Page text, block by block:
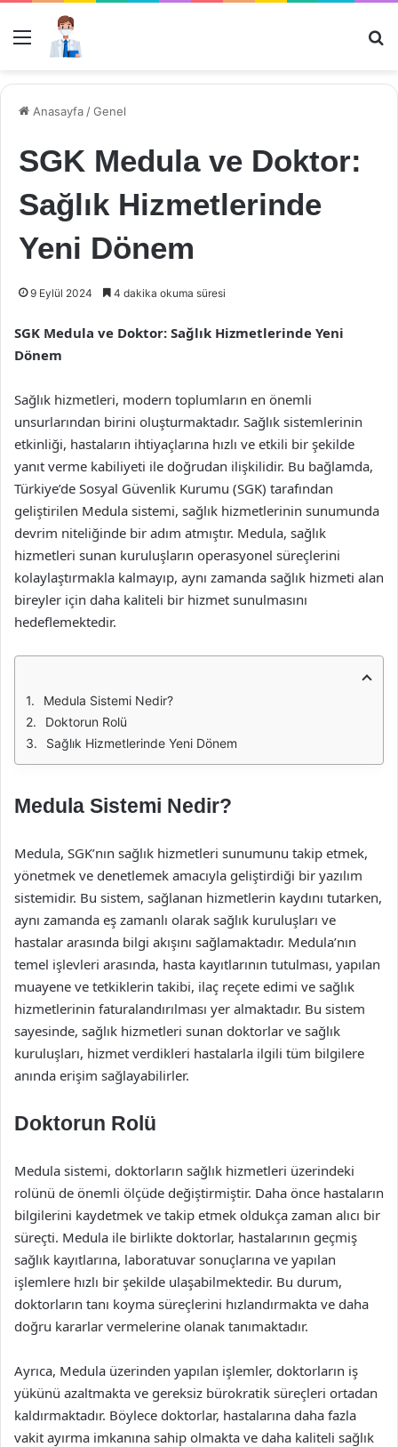
Menü
Anasayfa /Genel
SGK Medula ve Doktor:
Sağlık Hizmetlerinde
Yeni Dönem
9 Eylül 2024 4 dakika okuma süresi
SGK Medula ve Doktor: Sağlık Hizmetlerinde Yeni
Dönem
Sağlık hizmetleri, modern toplumların en önemli
unsurlarından birini oluşturmaktadır. Sağlık sistemlerinin
etkinliği, hastaların ihtiyaçlarına hızlı ve etkili bir şekilde
yanıt verme kabiliyeti ile doğrudan ilişkilidir. Bu bağlamda,
Türkiye’de Sosyal Güvenlik Kurumu (SGK) tarafından
geliştirilen Medula sistemi, sağlık hizmetlerinin sunumunda
devrim niteliğinde bir adım atmıştır. Medula, sağlık
hizmetleri sunan kuruluşların operasyonel süreçlerini
kolaylaştırmakla kalmayıp, aynı zamanda sağlık hizmeti alan
bireyler için daha kaliteli bir hizmet sunulmasını
hedeflemektedir.
Medula Sistemi Nedir?
Doktorun Rolü
Sağlık Hizmetlerinde Yeni Dönem
Medula Sistemi Nedir?
Medula, SGK’nın sağlık hizmetleri sunumunu takip etmek,
yönetmek ve denetlemek amacıyla geliştirdiği bir yazılım
sistemidir. Bu sistem, sağlanan hizmetlerin kaydını tutarken,
aynı zamanda eş zamanlı olarak sağlık kuruluşları ve
hastalar arasında bilgi akışını sağlamaktadır. Medula’nın
temel işlevleri arasında, hasta kayıtlarının tutulması, yapılan
muayene ve tetkiklerin takibi, ilaç reçete edimi ve sağlık
hizmetlerinin faturalandırılması yer almaktadır. Bu sistem
sayesinde, sağlık hizmetleri sunan doktorlar ve sağlık
kuruluşları, hizmet verdikleri hastalarla ilgili tüm bilgilere
anında erişim sağlayabilirler.
Doktorun Rolü
Medula sistemi, doktorların sağlık hizmetleri üzerindeki
rolünü de önemli ölçüde değiştirmiştir. Daha önce hastaların
bilgilerini kaydetmek ve takip etmek oldukça zaman alıcı bir
süreçti. Medula ile birlikte doktorlar, hastalarının geçmiş
sağlık kayıtlarına, laboratuvar sonuçlarına ve yapılan
işlemlere hızlı bir şekilde ulaşabilmektedir. Bu durum,
doktorların tanı koyma süreçlerini hızlandırmakta ve daha
doğru kararlar vermelerine olanak tanımaktadır.
Ayrıca, Medula üzerinden yapılan işlemler, doktorların iş
yükünü azaltmakta ve gereksiz bürokratik süreçleri ortadan
kaldırmaktadır. Böylece doktorlar, hastalarına daha fazla
vakit ayırma imkanına sahip olmakta ve daha kaliteli sağlık